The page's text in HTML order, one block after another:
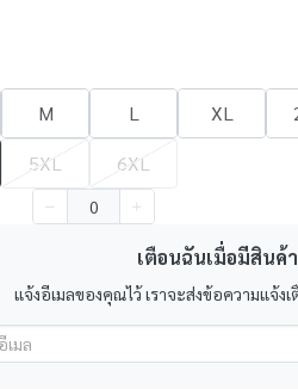
M L XL
5XL 6XL
เตือนฉันเมื่อมีสินค้า
แจ้งอีเมลของคุณไว้ เราจะส่งข้อความแจ้